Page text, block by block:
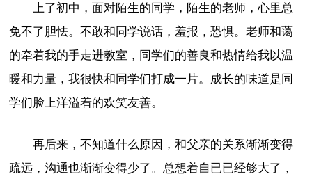
上了初中，面对陌生的同学，陌生的老师，心里总
免不了胆怯。不敢和同学说话，羞报，恐惧。老师和蔼
的牵着我的手走进教室，同学们的善良和热情给我以温
暖和力量，我很快和同学们打成一片。成长的味道是同
学们脸上洋溢着的欢笑友善。
再后来，不知道什么原因，和父亲的关系渐渐变得
疏远，沟通也渐渐变得少了。总想着自已已经够大了，